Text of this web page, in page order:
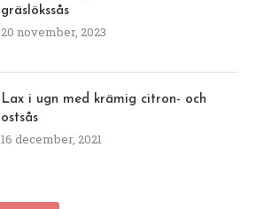
gräslökssås
20 november, 2023
Lax i ugn med krämig citron- och
ostsås
16 december, 2021